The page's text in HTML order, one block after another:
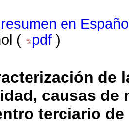
resumen en
(
pdf )
de
causas de
terciario de